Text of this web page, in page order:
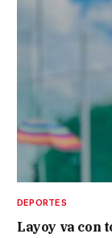
DEPORTES
Layoy va con